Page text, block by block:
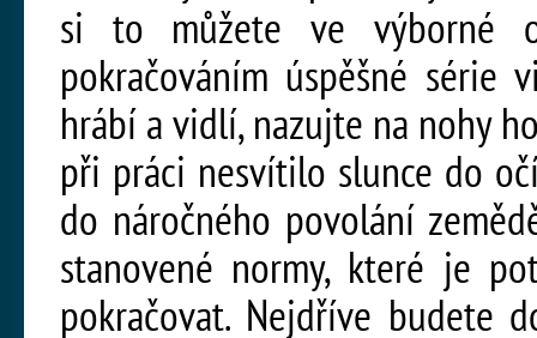
si to můžete ve výborné
pokračováním úspěšné série
hrábí a vidlí, nazujte na nohy
při práci nesvítilo slunce do
do náročného povolání
stanovené normy, které je
pokračovat. Nejdříve budete